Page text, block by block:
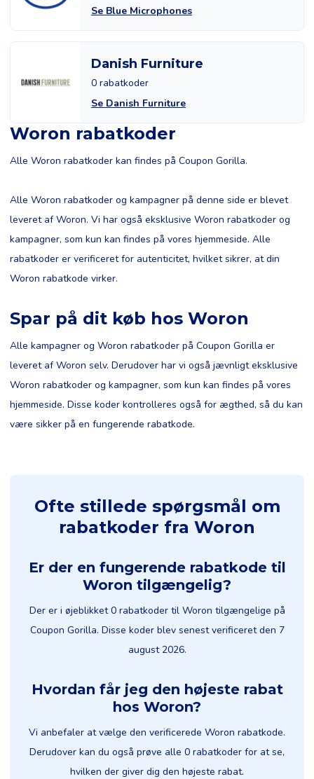
Se Blue Microphones
Danish Furniture
0 rabatkoder
Se Danish Furniture
Woron rabatkoder
Alle Woron rabatkoder kan findes på Coupon Gorilla.
Alle Woron rabatkoder og kampagner på denne side er blevet
leveret af Woron. Vi har også eksklusive Woron rabatkoder og
kampagner, som kun kan findes på vores hjemmeside. Alle
rabatkoder er verificeret for autenticitet, hvilket sikrer, at din
Woron rabatkode virker.
Spar på dit køb hos Woron
Alle kampagner og Woron rabatkoder på Coupon Gorilla er
leveret af Woron selv. Derudover har vi også jævnligt eksklusive
Woron rabatkoder og kampagner, som kun kan findes på vores
hjemmeside. Disse koder kontrolleres også for ægthed, så du kan
være sikker på en fungerende rabatkode.
Ofte stillede spørgsmål om
rabatkoder fra Woron
Er der en fungerende rabatkode til
Woron tilgængelig?
Der er i øjeblikket 0 rabatkoder til Woron tilgængelige på
Coupon Gorilla. Disse koder blev senest verificeret den 7
august 2026.
Hvordan får jeg den højeste rabat
hos Woron?
Vi anbefaler at vælge den verificerede Woron rabatkode.
Derudover kan du også prøve alle 0 rabatkoder for at se,
hvilken der giver dig den højeste rabat.